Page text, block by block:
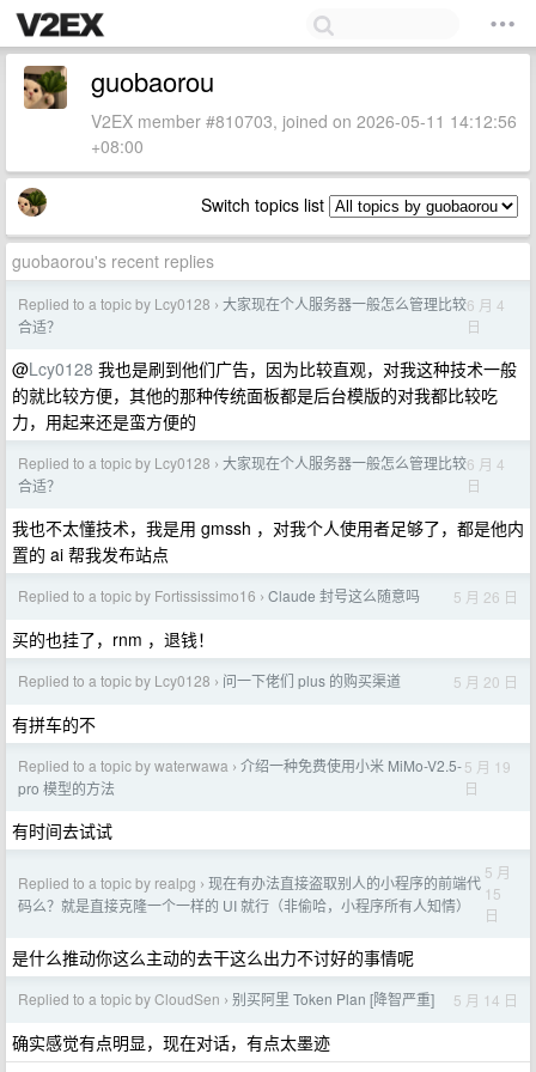
guobaorou
V2EX member #810703, joined on 2026-05-11 14:12:56
+08:00
Switch topics list
guobaorou's recent replies
Replied to a topic by Lcy0128 › 大家现在个人服务器一般怎么管理比较
合适？
6 月 4
日
@Lcy0128 我也是刷到他们广告，因为比较直观，对我这种技术一般
的就比较方便，其他的那种传统面板都是后台模版的对我都比较吃
力，用起来还是蛮方便的
Replied to a topic by Lcy0128 › 大家现在个人服务器一般怎么管理比较
合适？
6 月 4
日
我也不太懂技术，我是用 gmssh ，对我个人使用者足够了，都是他内
置的 ai 帮我发布站点
Replied to a topic by Fortississimo16 › Claude 封号这么随意吗 5 月 26 日
买的也挂了，rnm ，退钱！
Replied to a topic by Lcy0128 › 问一下佬们 plus 的购买渠道 5 月 20 日
有拼车的不
Replied to a topic by waterwawa › 介绍一种免费使用小米 MiMo-V2.5-
pro 模型的方法
5 月 19
日
有时间去试试
Replied to a topic by realpg › 现在有办法直接盗取别人的小程序的前端代
码么？就是直接克隆一个一样的 UI 就行（非偷哈，小程序所有人知情）
5 月
15
日
是什么推动你这么主动的去干这么出力不讨好的事情呢
Replied to a topic by CloudSen › 别买阿里 Token Plan [降智严重] 5 月 14 日
确实感觉有点明显，现在对话，有点太墨迹